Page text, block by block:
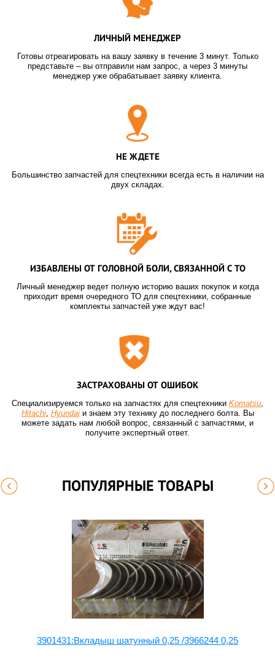
ЛИЧНЫЙ МЕНЕДЖЕР
Готовы отреагировать на вашу заявку в течение 3 минут. Только
представьте – вы отправили нам запрос, а через 3 минуты
менеджер уже обрабатывает заявку клиента.
НЕ ЖДЕТЕ
Большинство запчастей для спецтехники всегда есть в наличии на
двух складах.
ИЗБАВЛЕНЫ ОТ ГОЛОВНОЙ БОЛИ, СВЯЗАННОЙ С ТО
Личный менеджер ведет полную историю ваших покупок и когда
приходит время очередного ТО для спецтехники, собранные
комплекты запчастей уже ждут вас!
ЗАСТРАХОВАНЫ ОТ ОШИБОК
Специализируемся только на запчастях для спецтехники Komatsu,
Hitachi, Hyundaiи знаем эту технику до последнего болта. Вы
можете задать нам любой вопрос, связанный с запчастями, и
получите экспертный ответ.
ПОПУЛЯРНЫЕ ТОВАРЫ
3901431:Вкладыш шатунный 0,25 /3966244 0,25